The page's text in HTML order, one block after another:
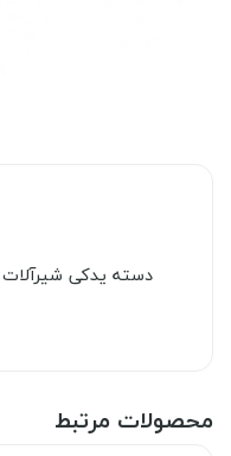
دسته یدکی
محصولات مرتبط